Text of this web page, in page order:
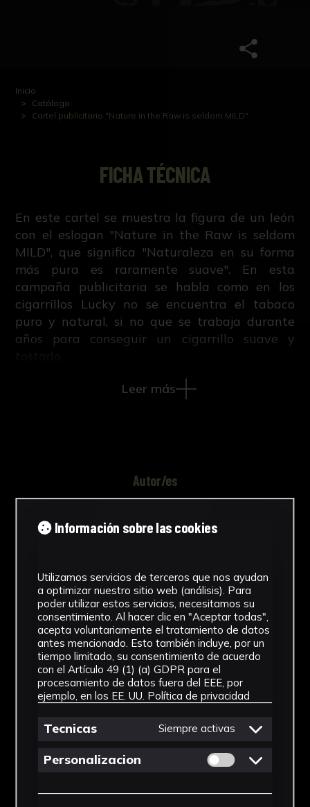
Inicio
Catálogo
Cartel publicitario "Nature in the Raw is seldom MILD"
FICHA TÉCNICA
En este cartel se muestra la figura de un león
con el eslogan "Nature in the Raw is seldom
MILD", que significa "Naturaleza en su forma
más pura es raramente suave". En esta
campaña publicitaria se habla como en los
cigarrillos Lucky no se encuentra el tabaco
puro y natural, si no que se trabaja durante
años para conseguir un cigarrillo suave y
Leer más
Autor/es
Tipología
Cronología
1932
Técnica
Impresiones papel
Materiales
Papel
Ubicación
Residencia Universitaria Ramón
Información sobre las cookies
Utilizamos servicios de terceros que nos ayudan
a optimizar nuestro sitio web (análisis). Para
poder utilizar estos servicios, necesitamos su
consentimiento. Al hacer clic en "Aceptar todas",
acepta voluntariamente el tratamiento de datos
antes mencionado. Esto también incluye, por un
tiempo limitado, su consentimiento de acuerdo
con el Artículo 49 (1) (a) GDPR para el
procesamiento de datos fuera del EEE, por
ejemplo, en los EE. UU. Política de privacidad
Tecnicas Siempre activas
Personalizacion Permitir cookies